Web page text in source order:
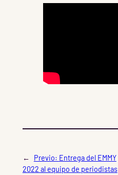
← Previo: Entrega del EMMY
2022 al equipo de periodistas